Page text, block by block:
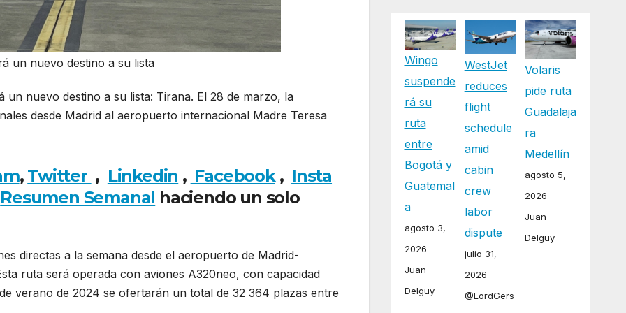
un nuevo destino a su lista
nuevo destino a su lista: Tirana. El 28 de marzo, la
desde Madrid al aeropuerto internacional Madre Teresa
, Twitter , Linkedin , Facebook, Insta
Resumen Semanal haciendo un solo
directas a la semana desde el aeropuerto de Madrid-
ruta será operada con aviones A320neo, con capacidad
verano de 2024 se ofertarán un total de 32 364 plazas entre
Wingo
suspende
rá su
ruta
entre
Bogotá y
Guatemal
a
agosto 3,
2026
Juan
Delguy
WestJet
reduces
flight
schedule
amid
cabin
crew
labor
dispute
julio 31,
2026
@LordGers
Volaris
pide ruta
Guadalaja
ra
Medellín
agosto 5,
2026
Juan
Delguy